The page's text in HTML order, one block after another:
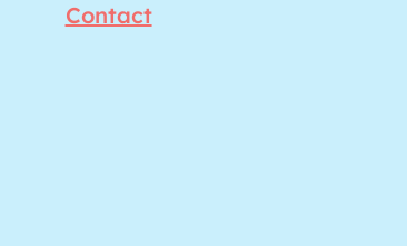
Contact